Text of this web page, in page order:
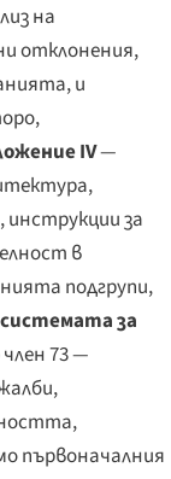
на
отклонения,
и
IV—
инструкции за
в
подгрупи,
системата за
член 73 —
първоначалния